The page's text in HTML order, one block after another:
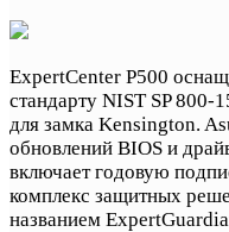
ExpertCenter P500
стандарту NIST SP
для замка Kensington.
обновлений BIOS и
включает годовую
комплекс защитных
названием